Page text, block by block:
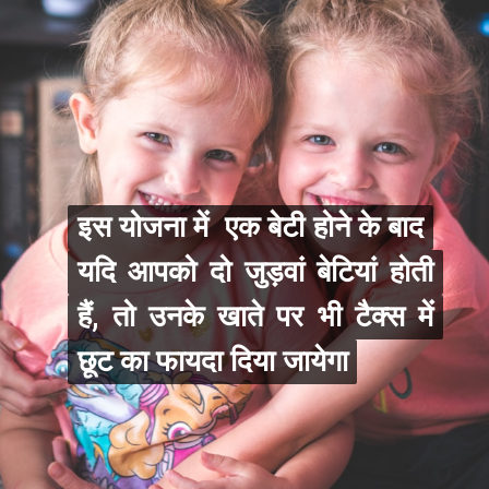
इस योजना में एक बेटी होने के बाद
यदि आपको दो जुड़वां बेटियां होती
हैं, तो उनके खाते पर भी टैक्‍स में
छूट का फायदा दिया जायेगा
इस योजना में एक बेटी होने के बाद
यदि आपको दो जुड़वां बेटियां होती
हैं, तो उनके खाते पर भी टैक्‍स में
छूट का फायदा दिया जायेगा